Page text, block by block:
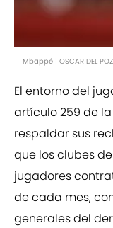
Mbappé | OSCAR DEL
El entorno del
artículo 259 de
respaldar sus
que los clubes
jugadores
de cada mes,
generales del